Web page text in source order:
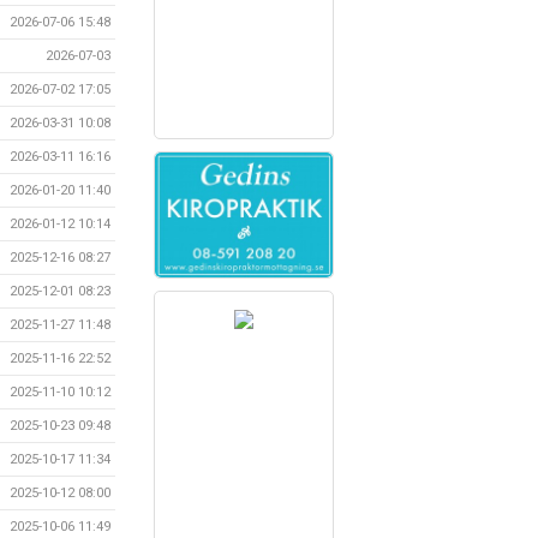
2026-07-06 15:48
2026-07-03
2026-07-02 17:05
2026-03-31 10:08
2026-03-11 16:16
2026-01-20 11:40
2026-01-12 10:14
2025-12-16 08:27
2025-12-01 08:23
2025-11-27 11:48
2025-11-16 22:52
2025-11-10 10:12
2025-10-23 09:48
2025-10-17 11:34
2025-10-12 08:00
2025-10-06 11:49